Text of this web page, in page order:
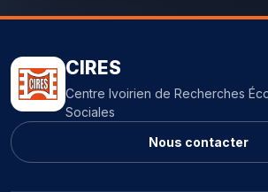
CIRES
Centre Ivoirien de Recherches
Sociales
Nous contacter